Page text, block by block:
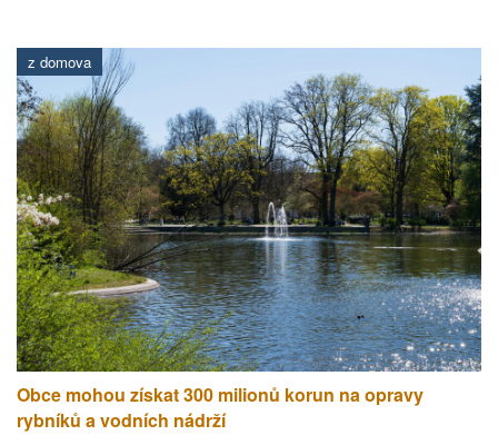
z domova
Obce mohou získat 300 milionů korun na opravy
rybníků a vodních nádrží